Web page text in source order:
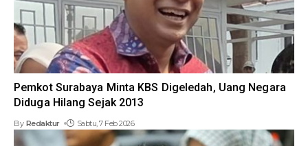
Pemkot Surabaya Minta KBS Digeledah, Uang Negara
Diduga Hilang Sejak 2013
By Redaktur Sabtu, 7 Feb 2026